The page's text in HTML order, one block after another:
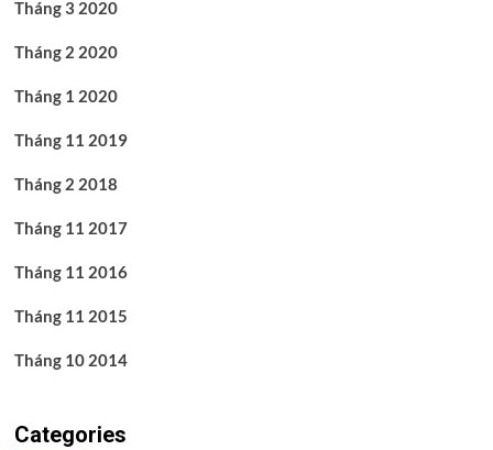
Tháng 3 2020
Tháng 2 2020
Tháng 1 2020
Tháng 11 2019
Tháng 2 2018
Tháng 11 2017
Tháng 11 2016
Tháng 11 2015
Tháng 10 2014
Categories